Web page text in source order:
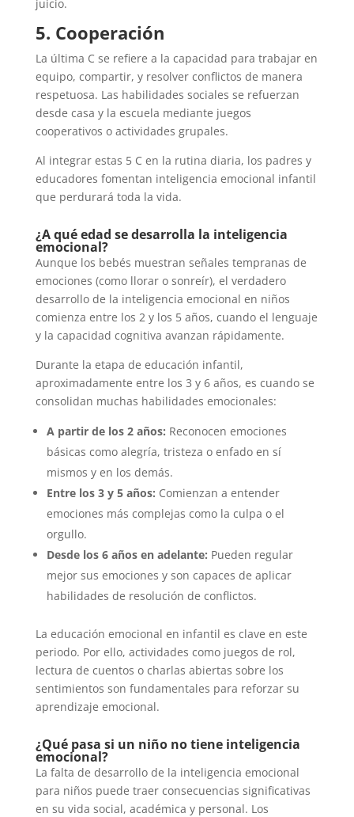
juicio.
5. Cooperación
La última C se refiere a la capacidad para trabajar en
equipo, compartir, y resolver conflictos de manera
respetuosa. Las habilidades sociales se refuerzan
desde casa y la escuela mediante juegos
cooperativos o actividades grupales.
Al integrar estas 5 C en la rutina diaria, los padres y
educadores fomentan inteligencia emocional infantil
que perdurará toda la vida.
¿A qué edad se desarrolla la inteligencia
emocional?
Aunque los bebés muestran señales tempranas de
emociones (como llorar o sonreír), el verdadero
desarrollo de la inteligencia emocional en niños
comienza entre los 2 y los 5 años, cuando el lenguaje
y la capacidad cognitiva avanzan rápidamente.
Durante la etapa de educación infantil,
aproximadamente entre los 3 y 6 años, es cuando se
consolidan muchas habilidades emocionales:
A partir de los 2 años: Reconocen emociones
básicas como alegría, tristeza o enfado en sí
mismos y en los demás.
Entre los 3 y 5 años: Comienzan a entender
emociones más complejas como la culpa o el
orgullo.
Desde los 6 años en adelante: Pueden regular
mejor sus emociones y son capaces de aplicar
habilidades de resolución de conflictos.
La educación emocional en infantil es clave en este
periodo. Por ello, actividades como juegos de rol,
lectura de cuentos o charlas abiertas sobre los
sentimientos son fundamentales para reforzar su
aprendizaje emocional.
¿Qué pasa si un niño no tiene inteligencia
emocional?
La falta de desarrollo de la inteligencia emocional
para niños puede traer consecuencias significativas
en su vida social, académica y personal. Los